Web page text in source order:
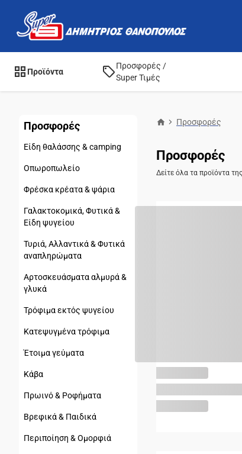
Προϊόντα
Προσφορές /
Super Τιμές
Προσφορές
Είδη θαλάσσης & camping
Οπωροπωλείο
Φρέσκα κρέατα & ψάρια
Γαλακτοκομικά, Φυτικά &
Είδη ψυγείου
Τυριά, Αλλαντικά & Φυτικά
αναπληρώματα
Αρτοσκευάσματα αλμυρά &
γλυκά
Τρόφιμα εκτός ψυγείου
Κατεψυγμένα τρόφιμα
Έτοιμα γεύματα
Κάβα
Πρωινό & Ροφήματα
Βρεφικά & Παιδικά
Περιποίηση & Ομορφιά
Προσφορές
Προσφορές
Δείτε όλα τα προϊόντα